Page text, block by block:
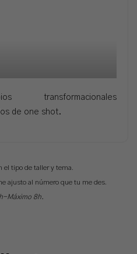
transformacionales
de one shot.
el tipo de taller y tema.
ajusto al número que tu me des.
Máximo 8h.